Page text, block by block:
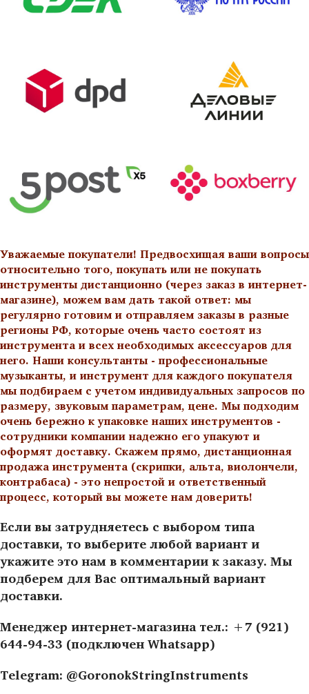
Уважаемые покупатели! Предвосхищая ваши вопросы
относительно того, покупать или не покупать
инструменты дистанционно (через заказ в интернет-
магазине), можем вам дать такой ответ: мы
регулярно готовим и отправляем заказы в разные
регионы РФ, которые очень часто состоят из
инструмента и всех необходимых аксессуаров для
него. Наши консультанты - профессиональные
музыканты, и инструмент для каждого покупателя
мы подбираем с учетом индивидуальных запросов по
размеру, звуковым параметрам, цене. Мы подходим
очень бережно к упаковке наших инструментов -
сотрудники компании надежно его упакуют и
оформят доставку. Скажем прямо, дистанционная
продажа инструмента (скрипки, альта, виолончели,
контрабаса) - это непростой и ответственный
процесс, который вы можете нам доверить!
Если вы затрудняетесь с выбором типа
доставки, то выберите любой вариант и
укажите это нам в комментарии к заказу. Мы
подберем для Вас оптимальный вариант
доставки.
Менеджер интернет-магазина тел.: +7 (921)
644-94-33 (подключен Whatsapp)
Telegram: @GoronokStringInstruments